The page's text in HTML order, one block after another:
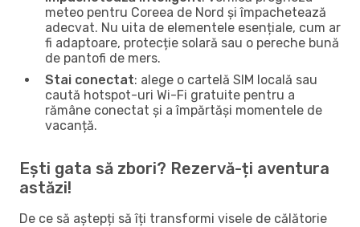
meteo pentru Coreea de Nord și împachetează
adecvat. Nu uita de elementele esențiale, cum ar
fi adaptoare, protecție solară sau o pereche bună
de pantofi de mers.
Stai conectat: alege o cartelă SIM locală sau
caută hotspot-uri Wi-Fi gratuite pentru a
rămâne conectat și a împărtăși momentele de
vacanță.
Ești gata să zbori? Rezervă-ți aventura
astăzi!
De ce să aștepți să îți transformi visele de călătorie